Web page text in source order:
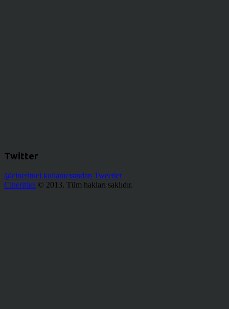
Twitter
@cinerituel kullanıcısından Tweetler
Cineritüel © 2013. Tüm hakları saklıdır.